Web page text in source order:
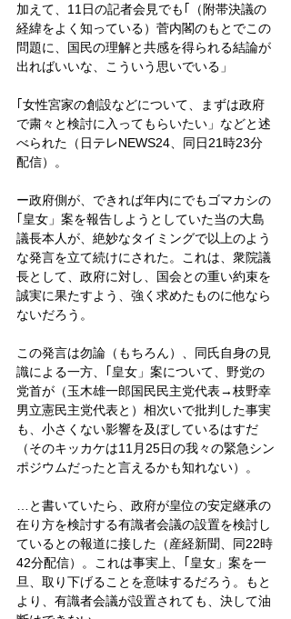
加えて、11日の記者会見でも｢（附帯決議の
経緯をよく知っている）菅内閣のもとでこの
問題に、国民の理解と共感を得られる結論が
出ればいいな、こういう思いでいる」
｢女性宮家の創設などについて、まずは政府
で粛々と検討に入ってもらいたい」などと述
べられた（日テレNEWS24、同日21時23分
配信）。
ー政府側が、できれば年内にでもゴマカシの
｢皇女」案を報告しようとしていた当の大島
議長本人が、絶妙なタイミングで以上のよう
な発言を立て続けにされた。これは、衆院議
長として、政府に対し、国会との重い約束を
誠実に果たすよう、強く求めたものに他なら
ないだろう。
この発言は勿論（もちろん）、同氏自身の見
識による一方、｢皇女」案について、野党の
党首が（玉木雄一郎国民民主党代表→枝野幸
男立憲民主党代表と）相次いで批判した事実
も、小さくない影響を及ぼしているはすだ
（そのキッカケは11月25日の我々の緊急シン
ポジウムだったと言えるかも知れない）。
…と書いていたら、政府が皇位の安定継承の
在り方を検討する有識者会議の設置を検討し
ているとの報道に接した（産経新聞、同22時
42分配信）。これは事実上、｢皇女」案を一
旦、取り下げることを意味するだろう。もと
より、有識者会議が設置されても、決して油